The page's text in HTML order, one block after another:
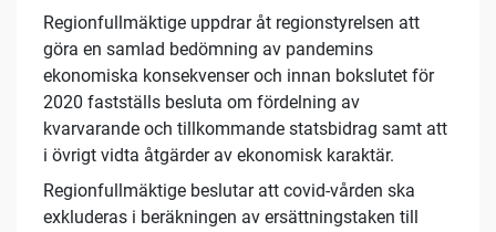
Regionfullmäktige uppdrar åt regionstyrelsen att
göra en samlad bedömning av pandemins
ekonomiska konsekvenser och innan bokslutet för
2020 fastställs besluta om fördelning av
kvarvarande och tillkommande statsbidrag samt att
i övrigt vidta åtgärder av ekonomisk karaktär.
Regionfullmäktige beslutar att covid-vården ska
exkluderas i beräkningen av ersättningstaken till